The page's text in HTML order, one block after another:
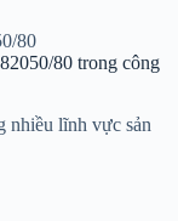
80
80 trong công
nhiều lĩnh vực sản